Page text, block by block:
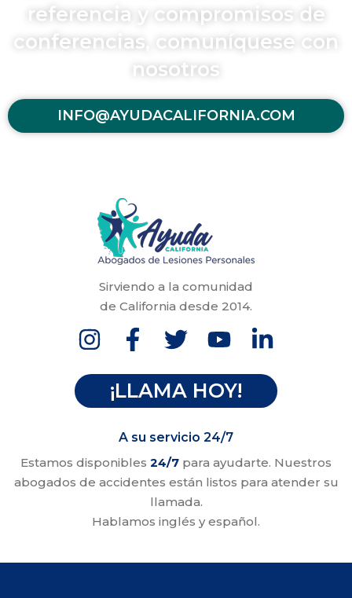
referencia y compromisos de
conferencias, comuníquese con
nosotros
INFO@AYUDACALIFORNIA.COM
Sirviendo a la comunidad
de California desde 2014.
¡LLAMA HOY!
A su servicio 24/7
Estamos disponibles 24/7 para ayudarte. Nuestros
abogados de accidentes están listos para atender su
llamada.
Hablamos inglés y español.